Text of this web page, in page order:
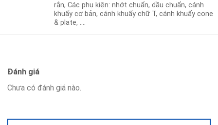
rắn, Các phụ kiện: nhớt chuẩn, dầu chuẩn, cánh
khuấy cơ bản, cánh khuấy chữ T, cánh khuấy cone
& plate, ….
Đánh giá
Chưa có đánh giá nào.